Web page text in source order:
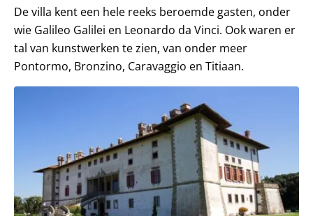
De villa kent een hele reeks beroemde gasten, onder
wie Galileo Galilei en Leonardo da Vinci. Ook waren er
tal van kunstwerken te zien, van onder meer
Pontormo, Bronzino, Caravaggio en Titiaan.